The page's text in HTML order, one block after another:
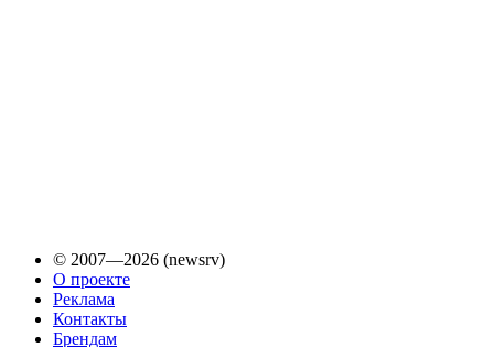
© 2007—2026 (newsrv)
О проекте
Реклама
Контакты
Брендам